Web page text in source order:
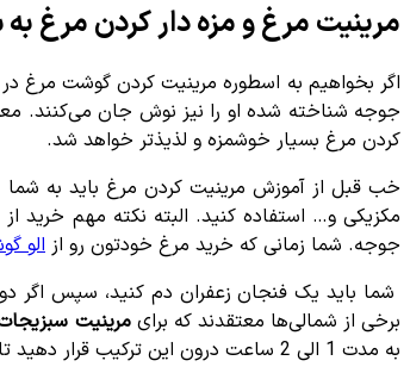
مرینیت مرغ و مزه دار کردن مرغ
اگر بخواهیم به اسطوره مرینیت کردن گوشت مرغ در
جوجه شناخته شده او را نیز نوش جان می‌کنند.
کردن مرغ بسیار خوشمزه و لذیذتر خواهد شد.
خب قبل از آموزش مرینیت کردن مرغ باید به شما
مکزیکی و… استفاده کنید. البته نکته مهم
جوجه. شما زمانی که خرید مرغ خودتون رو از الو
شما باید یک فنجان زعفران دم کنید، سپس اگر
برخی از شمالی‌ها معتقدند که برایمرینیت
به مدت 1 الی 2 ساعت درون این ترکیب قرار دهید تا قشنگ جا بیوفته و در نهایت برای آشپزی خودتون از اون استفاده کنید.